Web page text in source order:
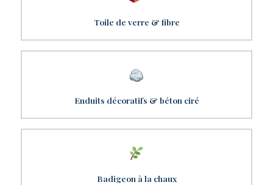
Toile de verre & fibre
Enduits décoratifs & béton ciré
Badigeon à la chaux